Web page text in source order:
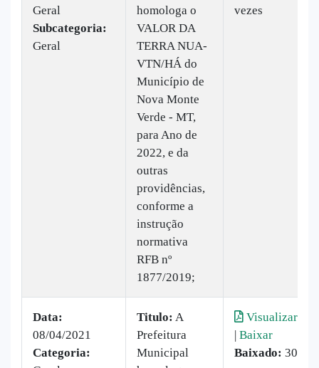
Geral
Subcategoria:
Geral
homologa o
VALOR DA
TERRA NUA-
VTN/HÁ do
Município de
Nova Monte
Verde - MT,
para Ano de
2022, e da
outras
providências,
conforme a
instrução
normativa
RFB nº
1877/2019;
vezes
Data:
08/04/2021
Categoria:
Titulo: A
Prefeitura
Municipal
Visualizar
| Baixar
Baixado: 30